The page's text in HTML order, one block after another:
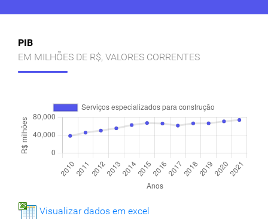
PIB
EM MILHÕES DE R$, VALORES CORRENTES
Visualizar dados em excel